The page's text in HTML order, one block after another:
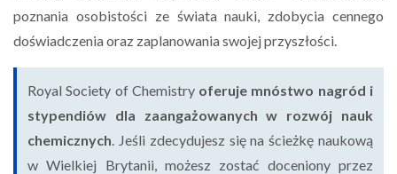
poznania osobistości ze świata nauki, zdobycia cennego
doświadczenia oraz zaplanowania swojej przyszłości.
Royal Society of Chemistryoferuje mnóstwo nagród i
stypendiów dla zaangażowanych w rozwój nauk
chemicznych . Jeśli zdecydujesz się na ścieżkę naukową
w Wielkiej Brytanii, możesz zostać doceniony przez